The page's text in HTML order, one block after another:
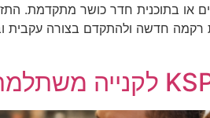
או בתוכנית חדר כושר מתקדמת.
חדשה ולהתקדם בצורה עקבית